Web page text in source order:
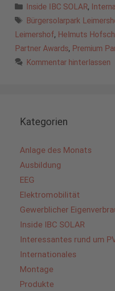
Kategorien
Inside IBC SOLAR,
Schlagwörter
Bürgersolarpark
Leimershof, Helmuts
Partner Awards, Premium
Kommentar hinterlassen
Kategorien
Anlage des Monats
Ausbildung
EEG
Elektromobilität
Gewerblicher
Inside IBC SOLAR
Interessantes rund um
Internationales
Montage
Produkte